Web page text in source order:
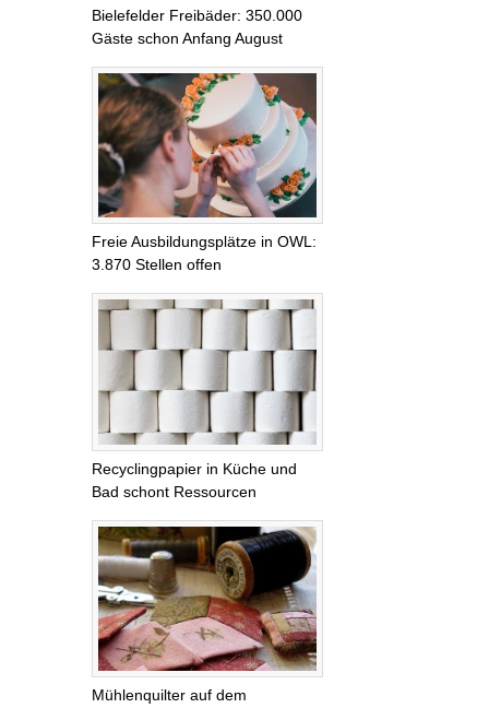
Bielefelder Freibäder: 350.000
Gäste schon Anfang August
Freie Ausbildungsplätze in OWL:
3.870 Stellen offen
Recyclingpapier in Küche und
Bad schont Ressourcen
Mühlenquilter auf dem